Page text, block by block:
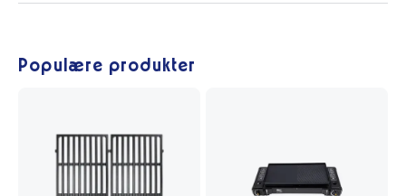
Populære produkter